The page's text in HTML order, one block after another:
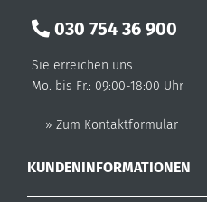
030 754 36 900
Sie erreichen uns
Mo. bis Fr.: 09:00-18:00 Uhr
» Zum Kontaktformular
KUNDENINFORMATIONEN